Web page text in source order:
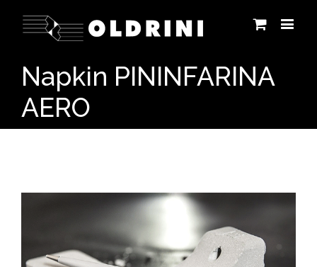
Napkin PININFARINA
AERO
Image